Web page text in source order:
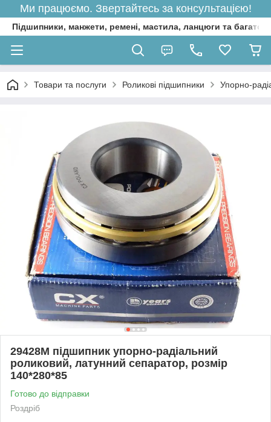
Ми працюємо. Звертайтесь за консультацією!
Підшипники, манжети, ремені, мастила, ланцюги та багато
Товари та послуги Роликові підшипники Упорно-
29428M підшипник упорно-радіальний
роликовий, латунний сепаратор, розмір
140*280*85
Готово до відправки
Роздріб